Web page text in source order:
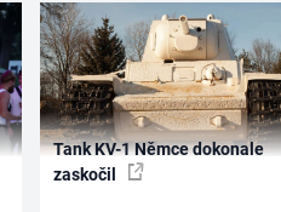
Tank KV-1 Němce dokonale
zaskočil